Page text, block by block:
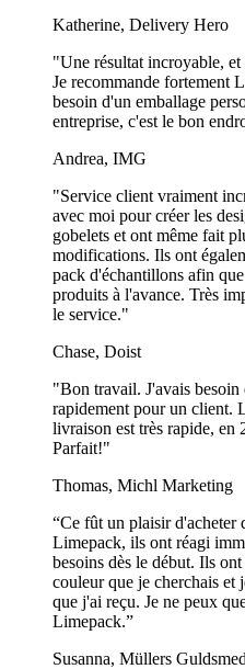
s'adaptent à toutes les occasions,
Trouvez les
personnalisés
entreprise
Chez Limepack, vous n'obtenez
vous mettez en valeur votre
personnalisés de haute qualité.
disponibles en différentes
livraison rapide, des options
gamme :
Katherine, Delivery Hero
"Une résultat incroyable,
Je recommande fortement
besoin d'un emballage
entreprise, c'est le bon
Andrea, IMG
"Service client vraiment
avec moi pour créer les
gobelets et ont même fait
modifications. Ils ont
pack d'échantillons afin
produits à l'avance. Très
le service."
Chase, Doist
"Bon travail. J'avais besoin
rapidement pour un client.
livraison est très rapide, en
Parfait!"
Thomas, Michl Marketing
“Ce fût un plaisir d'acheter
Limepack, ils ont réagi
besoins dès le début. Ils
couleur que je cherchais et
que j'ai reçu. Je ne peux
Limepack.”
Susanna, Müllers